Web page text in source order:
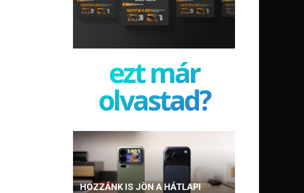
ezt már
olvastad?
HOZZÁNK IS JÖN A HÁTLAPI